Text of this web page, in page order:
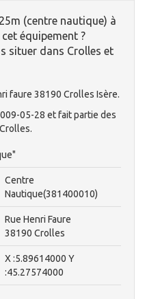
(centre nautique) à
équipement ?
situer dans Crolles et
faure 38190 Crolles Isère.
05-28 et fait partie des
Centre
Nautique(381400010)
Rue Henri Faure
38190 Crolles
X :5.89614000 Y
:45.27574000